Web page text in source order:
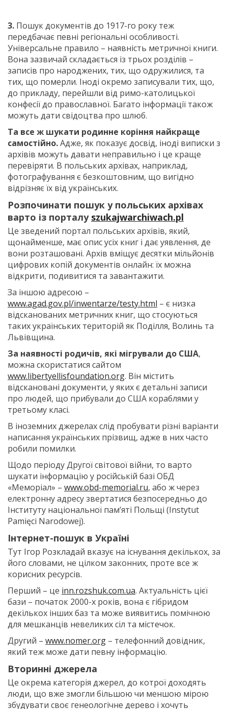
3. Пошук документів до 1917-го року теж
передбачає певні регіональні особливості.
Універсальне правило – наявність метричної книги.
Вона зазвичай складається із трьох розділів –
записів про народжених, тих, що одружилися, та
тих, що померли. Іноді окремо записували тих, що,
до прикладу, перейшли від римо-католицької
конфесії до православної. Багато інформації також
можуть дати свідоцтва про шлюб.
Та все ж шукати родинне коріння найкраще
самостійно.Адже, як показує досвід, іноді виписки з
архівів можуть давати неправильно і це краще
перевіряти. В польських архівах, наприклад,
фотографування є безкоштовним, що вигідно
відрізняє їх від українських.
Розпочинати пошук у польських архівах
варто із порталу szukajwarchiwach.pl
Це зведений портал польських архівів, який,
щонайменше, має опис усіх книг і дає уявлення, де
вони розташовані. Архів вміщує десятки мільйонів
цифрових копій документів онлайн: їх можна
відкрити, подивитися та завантажити.
За іншою адресою –
www.agad.gov.pl/inwentarze/testy.html – є низка
відсканованих метричних книг, що стосуються
таких українських територій як Поділля, Волинь та
Львівщина.
За наявності родичів, які мігрували до США,
можна скористатися сайтом
www.libertyellisfoundation.org. Він містить
відскановані документи, у яких є детальні записи
про людей, що прибували до США кораблями у
третьому класі.
В іноземних джерелах слід пробувати різні варіанти
написання українських прізвищ, адже в них часто
робили помилки.
Щодо періоду Другої світової війни, то варто
шукати інформацію у російській базі ОБД
«Меморіал» – www.obd-memorial.ru, або ж через
електронну адресу звертатися безпосередньо до
Інституту національної пам’яті Польщі (Instytut
Pamięci Narodowej).
Інтернет-пошук в Україні
Тут Ігор Розкладай вказує на існування декількох, за
його словами, не цілком законних, проте все ж
корисних ресурсів.
Перший – це inn.rozshuk.com.ua. Актуальність цієї
бази – початок 2000-х років, вона є гібридом
декількох інших баз та може виявитись помічною
для мешканців невеликих сіл та містечок.
Другий – www.nomer.org – телефонний довідник,
який теж може дати певну інформацію.
Вторинні джерела
Це окрема категорія джерел, до котрої доходять
люди, що вже змогли більшою чи меншою мірою
збудувати своє генеологічне дерево і хочуть